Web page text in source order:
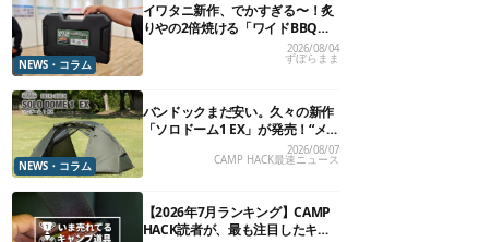
NEWS・コラム
イワタニ新作、でかすぎる〜！炙
りやの2倍焼ける「ワイドBBQグ
リル」で“豪快焼肉”できるよ【再
販開始】
2026/08/04
ずぼらまま
NEWS・コラム
バンドックまだ安い。久々の新作
「ソロドーム1 EX」が発売！“メ
ッシュインナー”だけでも使える
よ【防災も◎】
2026/08/07
CAMP HACK最速ニュース
【2026年7月ランキング】CAMP
HACK読者が、最も注目したキャ